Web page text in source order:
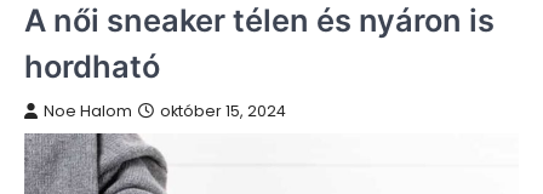
A női sneaker télen és nyáron is
hordható
Noe Halom október 15, 2024